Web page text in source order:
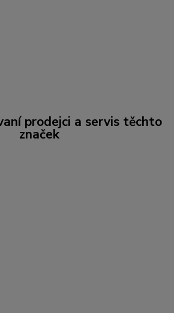
prodejci a servis těchto
značek